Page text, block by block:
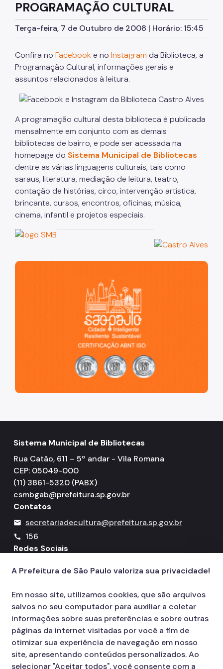
PROGRAMAÇÃO CULTURAL
Terça-feira, 7 de Outubro de 2008 | Horário: 15:45
Confira no Facebook e no Instagram da Biblioteca, a
Programação Cultural, informações gerais e
assuntos relacionados à leitura.
A programação cultural desta biblioteca é publicada
mensalmente em conjunto com as demais
bibliotecas de bairro, e pode ser acessada na
homepage do Sistema Municipal de Bibliotecas
dentre as várias linguagens culturais, tais como
saraus, literatura, mediação de leitura, teatro,
contação de histórias, circo, intervenção artística,
brincante, cursos, encontros, oficinas, música,
cinema, infantil e projetos especiais.
São Paulo, cidade inteligente, resiliente e sustentável
Sistema Municipal de Bibliotecas
Rua Catão, 611 – 5º andar - Vila Romana
CEP: 05049-000
(11) 3861-5320 (PABX)
csmbgab@prefeitura.sp.gov.br
Contatos
mail secretariadecultura@prefeitura.sp.gov.br
call
156
Redes Sociais
Icone do YouTube
Icone do X
Icone do Instagram
Icone do Facebook
Icone do Flickr
A Prefeitura de São Paulo valoriza sua privacidade!
Em nosso site, utilizamos cookies, que são arquivos
salvos no seu computador para auxiliar a coletar
informações sobre suas preferências e sobre outras
páginas da internet visitadas por você a fim de
otimizar sua experiência de navegação em nosso
site, apresentando conteúdos personalizados. Ao
selecionar "Aceitar todos", você consente com a